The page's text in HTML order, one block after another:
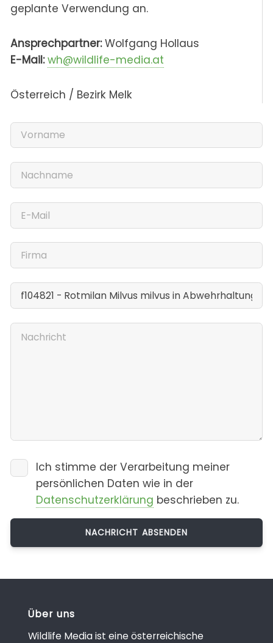
geplante Verwendung an.
Ansprechpartner:Wolfgang Hollaus
E-Mail: wh@wildlife-media.at
Österreich / Bezirk Melk
Ich stimme der Verarbeitung meiner
persönlichen Daten wie in der
Datenschutzerklärung beschrieben zu.
Über uns
Wildlife Media ist eine österreichische